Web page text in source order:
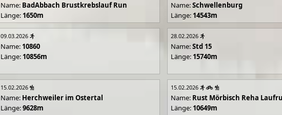
Name: BadAbbach Brustkrebslauf Run
Länge: 1650m
Name:Schwellenburg
Länge: 14543m
09.03.2026
Name: 10860
Länge: 10856m
28.02.2026
Name:Std 15
Länge: 15740m
15.02.2026
Name: Herchweiler im Ostertal
Länge:9628m
15.02.2026
Name: Rust Mörbisch Reha
Länge: 10649m